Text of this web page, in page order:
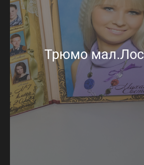
Трюмо